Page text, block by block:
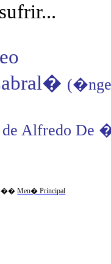
�
de Alfredo De
Men� Principal